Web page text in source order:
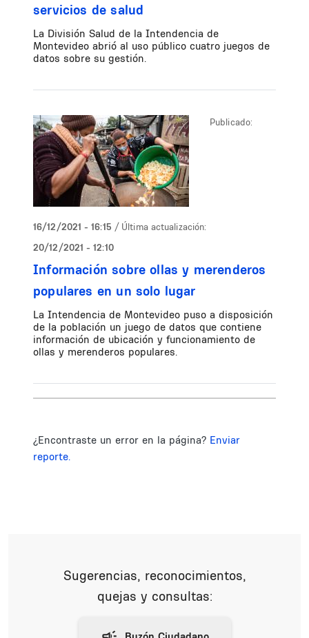
servicios de salud
La División Salud de la Intendencia de
Montevideo abrió al uso público cuatro juegos de
datos sobre su gestión.
Publicado:
16/12/2021 - 16:15 / Última actualización:
20/12/2021 - 12:10
Información sobre ollas y merenderos
populares en un solo lugar
La Intendencia de Montevideo puso a disposición
de la población un juego de datos que contiene
información de ubicación y funcionamiento de
ollas y merenderos populares.
¿Encontraste un error en la página? Enviar
reporte.
Sugerencias, reconocimientos,
quejas y consultas: